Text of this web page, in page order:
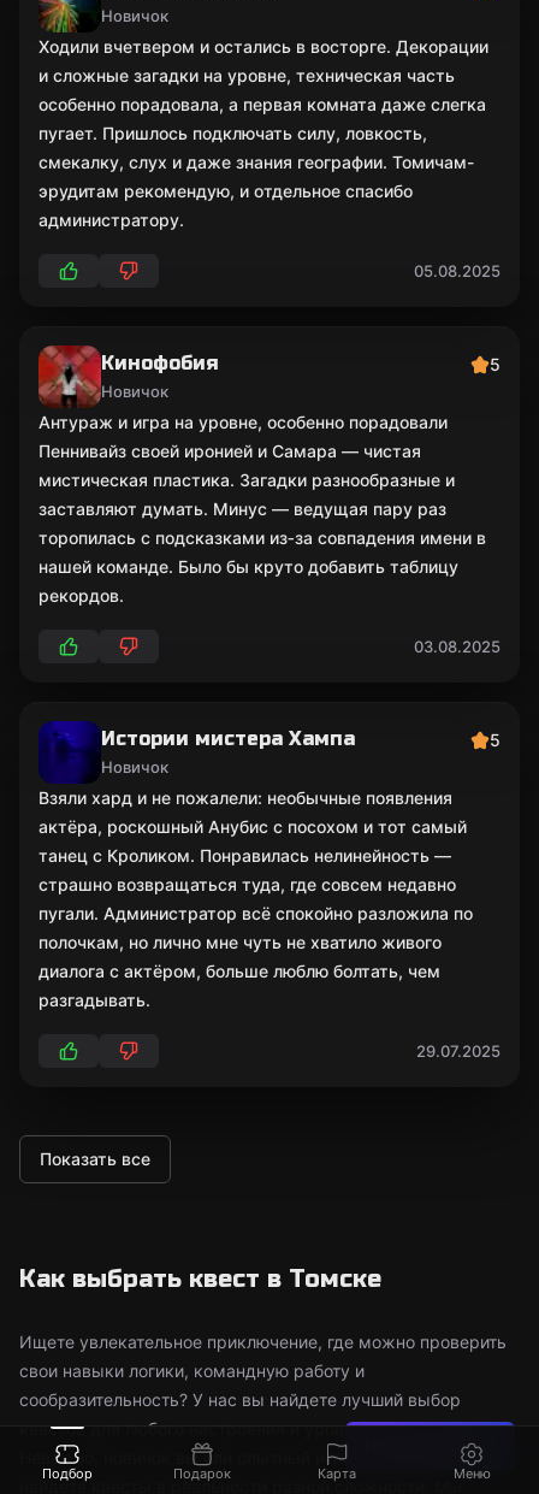
Новичок
Ходили вчетвером и остались в восторге. Декорации
и сложные загадки на уровне, техническая часть
особенно порадовала, а первая комната даже слегка
пугает. Пришлось подключать силу, ловкость,
смекалку, слух и даже знания географии. Томичам-
эрудитам рекомендую, и отдельное спасибо
администратору.
05.08.2025
Кинофобия
Новичок
5
Антураж и игра на уровне, особенно порадовали
Пеннивайз своей иронией и Самара — чистая
мистическая пластика. Загадки разнообразные и
заставляют думать. Минус — ведущая пару раз
торопилась с подсказками из‑за совпадения имени в
нашей команде. Было бы круто добавить таблицу
рекордов.
03.08.2025
Истории мистера Хампа
Новичок
5
Взяли хард и не пожалели: необычные появления
актёра, роскошный Анубис с посохом и тот самый
танец с Кроликом. Понравилась нелинейность —
страшно возвращаться туда, где совсем недавно
пугали. Администратор всё спокойно разложила по
полочкам, но лично мне чуть не хватило живого
диалога с актёром, больше люблю болтать, чем
разгадывать.
29.07.2025
Показать все
Как выбрать квест в Томске
Ищете увлекательное приключение, где можно проверить
свои навыки логики, командную работу и
сообразительность? У нас вы найдете лучший выбор
квестов для любого настроения и уровня подготовки.
Неважно, новичок вы или опытный игрок — здесь вы
найдете квесты в реальности разной сложности. Мы
Нашли ошибку?
Подбор Подарок Карта Меню